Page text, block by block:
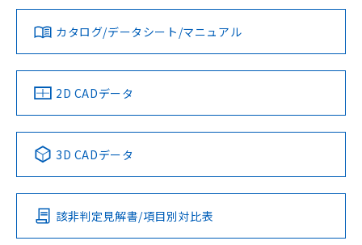
ダウンロードデータをご利用いただく前に、以下を必ずお読
みください。
ソフトウェアの使用条件
対応済み
中国 RoHS 注意事項・凡例
Pb Hg Cd Cr(VI)
O
LR型式承認
（イギリス
船舶規格）
DNV型式承認
（ノルウェー
BV型式承認
（フランス
KR型式
（韓国
No No No No
この製品の規格認証/適合状況ページへ
その他の認証はこちらのページからご検索ください
カタログ/データシート/マニュアル
2D CADデータ
3D CADデータ
該非判定見解書/項目別対比表
るもので、過去に遡って非含有を証明する
ものではありません。
欄に対応日を記載しておりました。
既に当社にて対応品への在庫切替を完了
していることから、特段のことがない限
り、2022年1月12日より割愛しておりま